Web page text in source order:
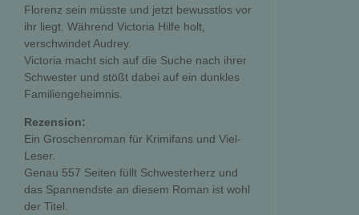
Florenz sein müsste und jetzt bewusstlos vor
ihr liegt. Während Victoria Hilfe holt,
verschwindet Audrey.
Victoria macht sich auf die Suche nach ihrer
Schwester und stößt dabei auf ein dunkles
Familiengeheimnis.
Rezension:
Ein Groschenroman für Krimifans und Viel-
Leser.
Genau 557 Seiten füllt Schwesterherz und
das Spannendste an diesem Roman ist wohl
der Titel.